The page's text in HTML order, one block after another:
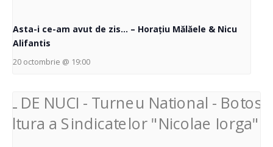
Asta-i ce-am avut de zis… – Horațiu Mălăele & Nicu
Alifantis
20 octombrie @ 19:00